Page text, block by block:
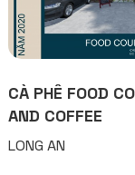
CÀ PHÊ FOOD
AND COFFEE
LONG AN